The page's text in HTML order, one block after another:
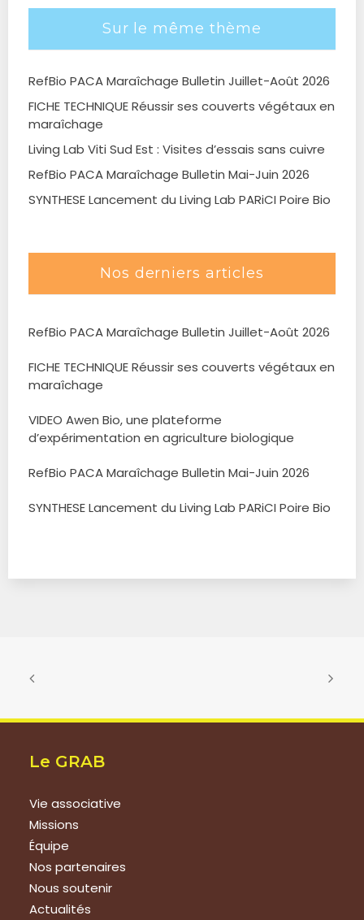
Sur le même thème
RefBio PACA Maraîchage Bulletin Juillet-Août 2026
FICHE TECHNIQUE Réussir ses couverts végétaux en
maraîchage
Living Lab Viti Sud Est : Visites d’essais sans cuivre
RefBio PACA Maraîchage Bulletin Mai-Juin 2026
SYNTHESE Lancement du Living Lab PARiCI Poire Bio
Nos derniers articles
RefBio PACA Maraîchage Bulletin Juillet-Août 2026
FICHE TECHNIQUE Réussir ses couverts végétaux en
maraîchage
VIDEO Awen Bio, une plateforme
d’expérimentation en agriculture biologique
RefBio PACA Maraîchage Bulletin Mai-Juin 2026
SYNTHESE Lancement du Living Lab PARiCI Poire Bio
Le GRAB
Vie associative
Missions
Équipe
Nos partenaires
Nous soutenir
Actualités